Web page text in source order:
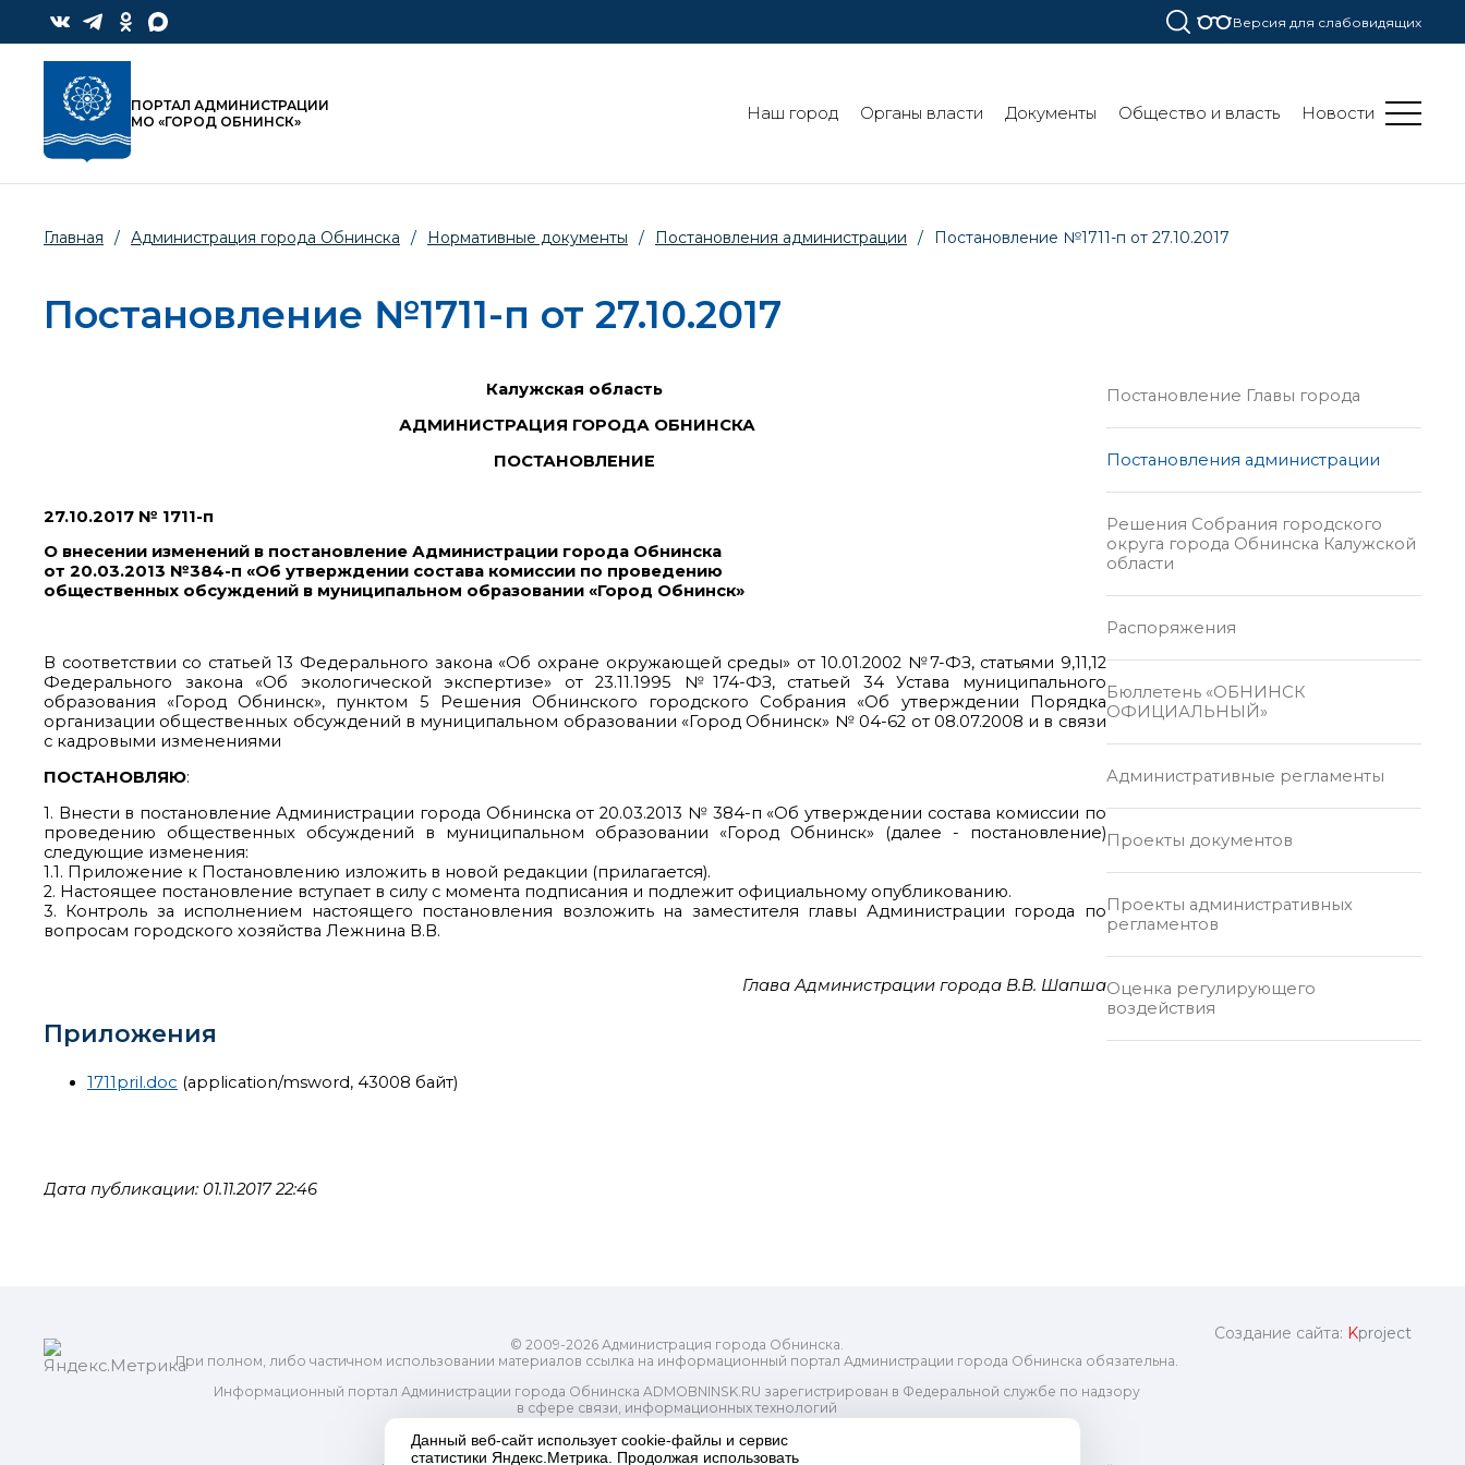
Версия для слабовидящих
ПОРТАЛ АДМИНИСТРАЦИИ
МО «ГОРОД ОБНИНСК»
Наш город Органы власти Документы Общество и власть Новости
Главная / Администрация города Обнинска / Нормативные документы / Постановления администрации / Постановление №1711-п от 27.10.2017
Постановление №1711-п от 27.10.2017
Калужская область
АДМИНИСТРАЦИЯ ГОРОДА ОБНИНСКА
ПОСТАНОВЛЕНИЕ
27.10.2017 № 1711-п
О внесении изменений в постановление Администрации города Обнинска
от 20.03.2013 №384-п «Об утверждении состава комиссии по проведению
общественных обсуждений в муниципальном образовании «Город Обнинск»
В соответствии со статьей 13 Федерального закона «Об охране окружающей среды» от 10.01.2002 №7-ФЗ, статьями 9,11,12
Федерального закона «Об экологической экспертизе» от 23.11.1995 №174-ФЗ, статьей 34 Устава муниципального
образования «Город Обнинск», пунктом 5 Решения Обнинского городского Собрания «Об утверждении Порядка
организации общественных обсуждений в муниципальном образовании «Город Обнинск» № 04-62 от 08.07.2008 и в связи
с кадровыми изменениями
ПОСТАНОВЛЯЮ:
1. Внести в постановление Администрации города Обнинска от 20.03.2013 № 384-п «Об утверждении состава комиссии по
проведению общественных обсуждений в муниципальном образовании «Город Обнинск» (далее - постановление)
следующие изменения:
1.1. Приложение к Постановлению изложить в новой редакции (прилагается).
2. Настоящее постановление вступает в силу с момента подписания и подлежит официальному опубликованию.
3. Контроль за исполнением настоящего постановления возложить на заместителя главы Администрации города по
вопросам городского хозяйства Лежнина В.В.
Глава Администрации города В.В. Шапша
Приложения
1711pril.doc (application/msword, 43008 байт)
Дата публикации: 01.11.2017 22:46
Постановление Главы города
Постановления администрации
Решения Собрания городского
округа города Обнинска Калужской
области
Распоряжения
Бюллетень «ОБНИНСК
ОФИЦИАЛЬНЫЙ»
Административные регламенты
Проекты документов
Проекты административных
регламентов
Оценка регулирующего
воздействия
© 2009-2026 Администрация города Обнинска.
При полном, либо частичном использовании материалов ссылка на информационный портал Администрации города Обнинска обязательна.
Информационный портал Администрации города Обнинска ADMOBNINSK.RU зарегистрирован в Федеральной службе по надзору
в сфере связи, информационных технологий
Свидетельство о регистрации Эл № ФС77-73321
Создание сайта: Kproject
Данный веб-сайт использует cookie-файлы и сервис
статистики Яндекс.Метрика. Продолжая использовать